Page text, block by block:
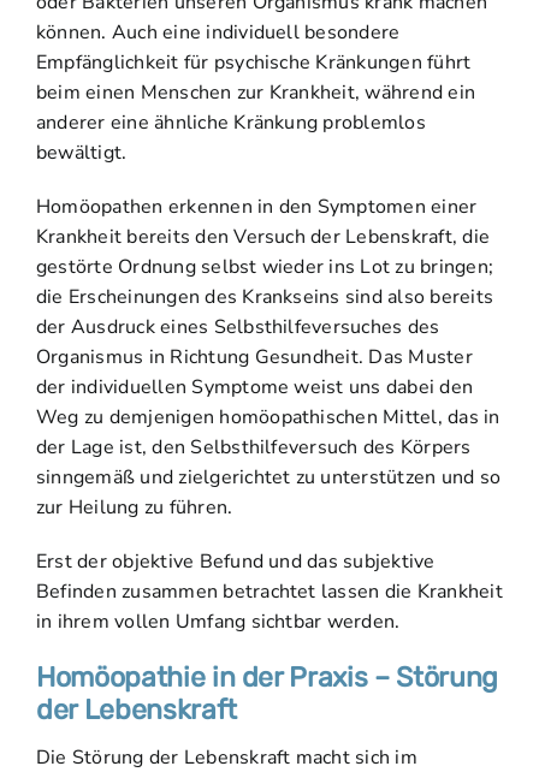
können. Auch eine individuell besondere
Empfänglichkeit für psychische Kränkungen führt
beim einen Menschen zur Krankheit, während ein
anderer eine ähnliche Kränkung problemlos
bewältigt.
Homöopathen erkennen in den Symptomen einer
Krankheit bereits den Versuch der Lebenskraft, die
gestörte Ordnung selbst wieder ins Lot zu bringen;
die Erscheinungen des Krankseins sind also bereits
der Ausdruck eines Selbsthilfeversuches des
Organismus in Richtung Gesundheit. Das Muster
der individuellen Symptome weist uns dabei den
Weg zu demjenigen homöopathischen Mittel, das in
der Lage ist, den Selbsthilfeversuch des Körpers
sinngemäß und zielgerichtet zu unterstützen und so
zur Heilung zu führen.
Erst der objektive Befund und das subjektive
Befinden zusammen betrachtet lassen die Krankheit
in ihrem vollen Umfang sichtbar werden.
Homöopathie in der Praxis – Störung
der Lebenskraft
Die Störung der Lebenskraft macht sich im